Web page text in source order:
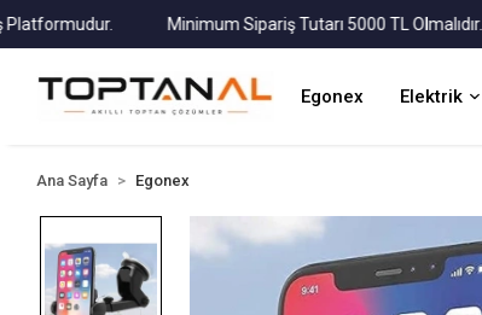
Minimum Sipariş Tutarı 5000 TL Olmalıdır.
Egonex Elektrik
Ana Sayfa Egonex